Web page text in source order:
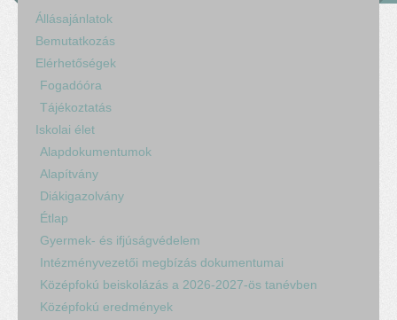
Állásajánlatok
Bemutatkozás
Elérhetőségek
Fogadóóra
Tájékoztatás
Iskolai élet
Alapdokumentumok
Alapítvány
Diákigazolvány
Étlap
Gyermek- és ifjúságvédelem
Intézményvezetői megbízás dokumentumai
Középfokú beiskolázás a 2026-2027-ös tanévben
Középfokú eredmények